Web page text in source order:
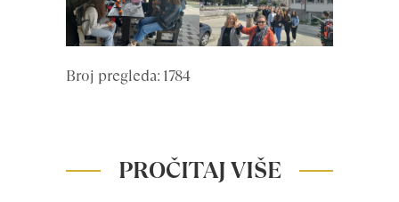
Broj pregleda: 1784
PROČITAJ VIŠE